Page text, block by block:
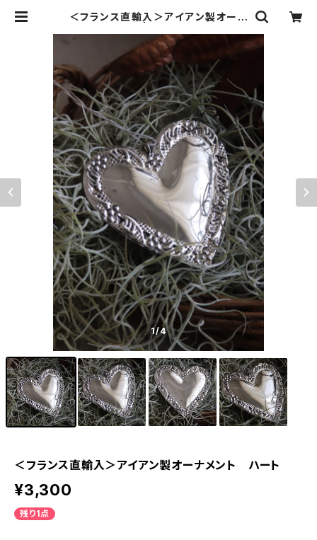
＜フランス直輸入＞アイアン製オーナ
uce
1/4
＜フランス直輸入＞アイアン製オーナメント ハート
¥3,300
残り1点